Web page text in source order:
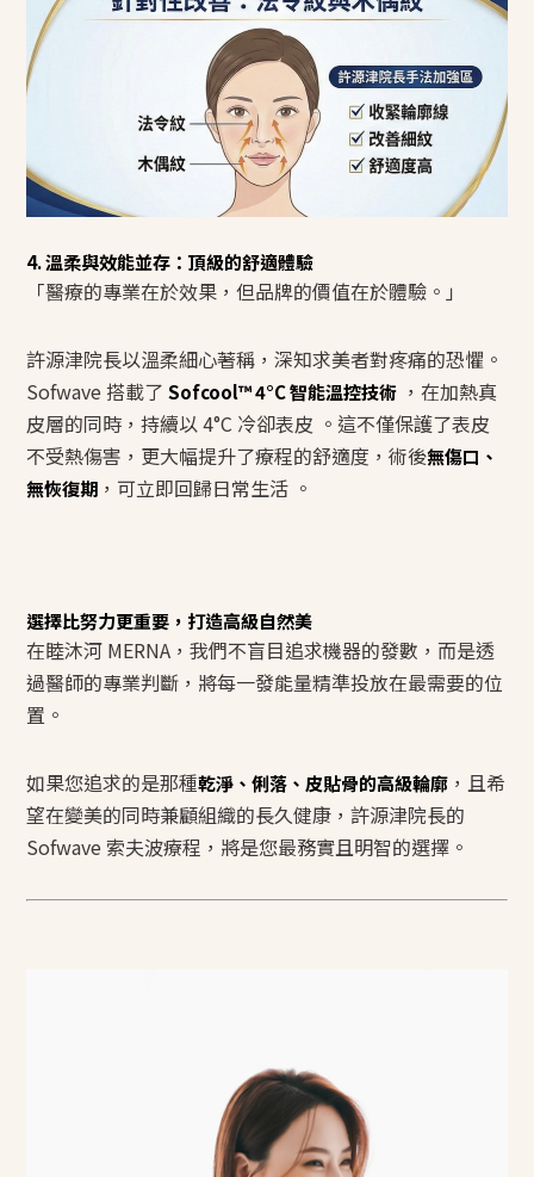
4. 溫柔與效能並存：頂級的舒適體驗
「醫療的專業在於效果，但品牌的價值在於體驗。」
許源津院長以溫柔細心著稱，深知求美者對疼痛的恐懼。
Sofwave 搭載了Sofcool™ 4°C 智能溫控技術 ，在加熱真
皮層的同時，持續以 4°C 冷卻表皮 。這不僅保護了表皮
不受熱傷害，更大幅提升了療程的舒適度，術後無傷口、
無恢復期 ，可立即回歸日常生活 。
選擇比努力更重要，打造高級自然美
在睦沐河 MERNA，我們不盲目追求機器的發數，而是透
過醫師的專業判斷，將每一發能量精準投放在最需要的位
置。
如果您追求的是那種乾淨、俐落、皮貼骨的高級輪廓 ，且希
望在變美的同時兼顧組織的長久健康，許源津院長的
Sofwave 索夫波療程，將是您最務實且明智的選擇。